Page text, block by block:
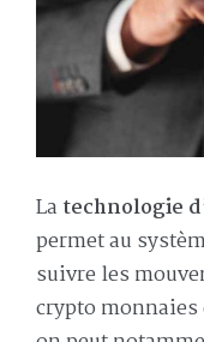
La technologie
permet au
suivre les
crypto